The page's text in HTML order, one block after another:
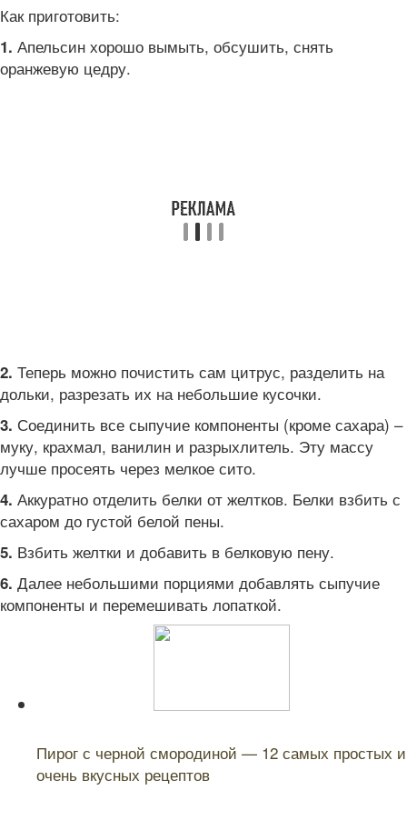
Как приготовить:
1. Апельсин хорошо вымыть, обсушить, снять
оранжевую цедру.
2. Теперь можно почистить сам цитрус, разделить на
дольки, разрезать их на небольшие кусочки.
3. Соединить все сыпучие компоненты (кроме сахара) –
муку, крахмал, ванилин и разрыхлитель. Эту массу
лучше просеять через мелкое сито.
4. Аккуратно отделить белки от желтков. Белки взбить с
сахаром до густой белой пены.
5. Взбить желтки и добавить в белковую пену.
6. Далее небольшими порциями добавлять сыпучие
компоненты и перемешивать лопаткой.
Пирог с черной смородиной — 12 самых простых и
очень вкусных рецептов